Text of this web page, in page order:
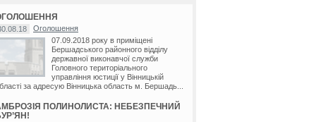
Оголошення
07.09.2018 року в приміщені
Бершадського районного відділу
державної виконавчої служби
Головного територіального
управління юстиції у Вінницькій
за адресую Вінницька область м. Бершадь...
ПОЛИНОЛИСТА: НЕБЕЗПЕЧНИЙ